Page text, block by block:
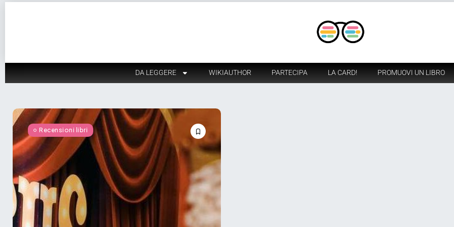
DA LEGGERE WIKIAUTHOR PARTECIPA LA CARD! PROMUOVI UN LIBRO
Recensioni libri